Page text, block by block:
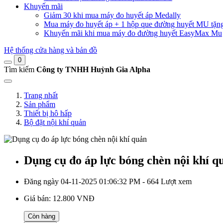
Khuyến mãi
Giảm 30 khi mua máy đo huyết áp Medally
Mua máy đo huyết áp + 1 hộp que đường huyết MU
Khuyến mãi khi mua máy đo đường huyết EasyMax Mu
Hệ thống cửa hàng và bản đồ
0
Tìm kiếm Công ty TNHH Huỳnh Gia Alpha
Trang nhất
Sản phẩm
Thiết bị hô hấp
Bộ đặt nội khí quản
Dụng cụ đo áp lực bóng chèn nội khí
Đăng ngày 04-11-2025 01:06:32 PM - 664 Lượt xem
Giá bán: 12.800 VNĐ
Còn hàng